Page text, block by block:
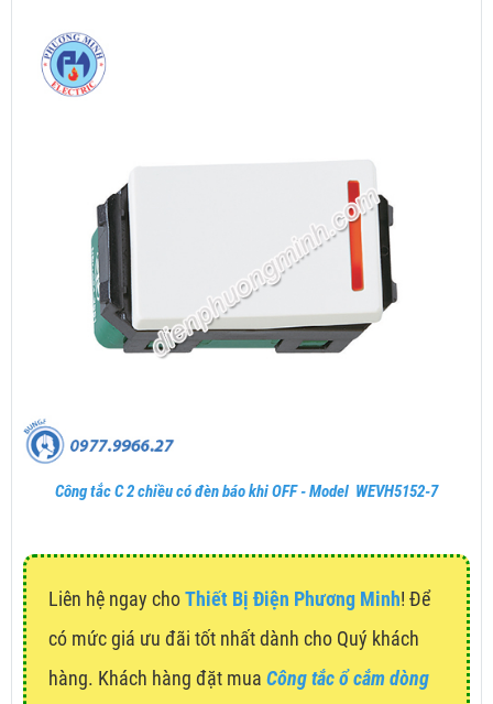
Công tắc C 2 chiều có đèn báo khi OFF - Model WEVH5152-7
Liên hệ ngay choThiết Bị Điện Phương Minh! Để
có mức giá ưu đãi tốt nhất dành cho Quý khách
hàng. Khách hàng đặt mua Công tắc ổ cắm dòng